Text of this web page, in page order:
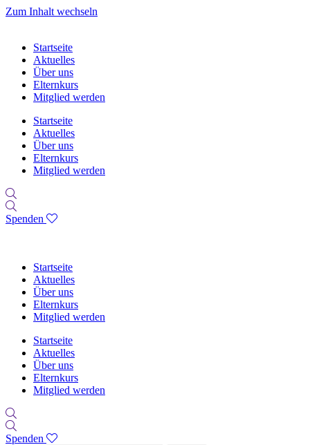
Zum Inhalt wechseln
Startseite
Aktuelles
Über uns
Elternkurs
Mitglied werden
Startseite
Aktuelles
Über uns
Elternkurs
Mitglied werden
Spenden
Startseite
Aktuelles
Über uns
Elternkurs
Mitglied werden
Startseite
Aktuelles
Über uns
Elternkurs
Mitglied werden
Spenden